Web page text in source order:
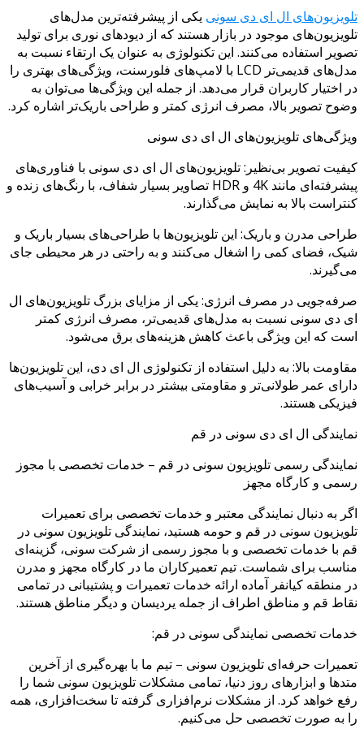
تلویزیون‌های ال ای دی سونی یکی از پیشرفته‌ترین مدل‌های
تلویزیون‌های موجود در بازار هستند که از دیودهای نوری برای تولید
تصویر استفاده می‌کنند. این تکنولوژی به عنوان یک ارتقاء نسبت به
مدل‌های قدیمی‌تر LCD با لامپ‌های فلورسنت، ویژگی‌های بهتری را
در اختیار کاربران قرار می‌دهد. از جمله این ویژگی‌ها می‌توان به
وضوح تصویر بالا، مصرف انرژی کمتر و طراحی باریک‌تر اشاره کرد.
ویژگی‌های تلویزیون‌های ال ای دی سونی
کیفیت تصویر بی‌نظیر: تلویزیون‌های ال ای دی سونی با فناوری‌های
پیشرفته‌ای مانند 4K و HDR تصاویر بسیار شفاف، با رنگ‌های زنده و
کنتراست بالا به نمایش می‌گذارند.
طراحی مدرن و باریک: این تلویزیون‌ها با طراحی‌های بسیار باریک و
شیک، فضای کمی را اشغال می‌کنند و به راحتی در هر محیطی جای
می‌گیرند.
صرفه‌جویی در مصرف انرژی: یکی از مزایای بزرگ تلویزیون‌های ال
ای دی سونی نسبت به مدل‌های قدیمی‌تر، مصرف انرژی کمتر
است که این ویژگی باعث کاهش هزینه‌های برق می‌شود.
مقاومت بالا: به دلیل استفاده از تکنولوژی ال ای دی، این تلویزیون‌ها
دارای عمر طولانی‌تر و مقاومتی بیشتر در برابر خرابی و آسیب‌های
فیزیکی هستند.
نمایندگی ال ای دی سونی در قم
نمایندگی رسمی تلویزیون سونی در قم – خدمات تخصصی با مجوز
رسمی و کارگاه مجهز
اگر به دنبال نمایندگی معتبر و خدمات تخصصی برای تعمیرات
تلویزیون سونی در قم و حومه هستید، نمایندگی تلویزیون سونی در
قم با خدمات تخصصی و با مجوز رسمی از شرکت سونی، گزینه‌ای
مناسب برای شماست. تیم تعمیرکاران ما در کارگاه مجهز و مدرن
در منطقه کیانفر آماده ارائه خدمات تعمیرات و پشتیبانی در تمامی
نقاط قم و مناطق اطراف از جمله یردیسان و دیگر مناطق هستند.
خدمات تخصصی نمایندگی سونی در قم:
تعمیرات حرفه‌ای تلویزیون سونی – تیم ما با بهره‌گیری از آخرین
متدها و ابزارهای روز دنیا، تمامی مشکلات تلویزیون سونی شما را
رفع خواهد کرد. از مشکلات نرم‌افزاری گرفته تا سخت‌افزاری، همه
را به صورت تخصصی حل می‌کنیم.